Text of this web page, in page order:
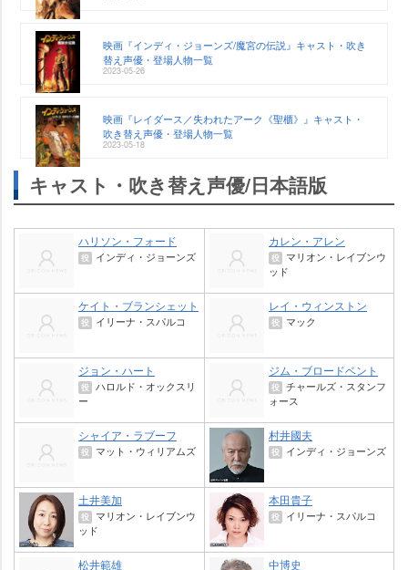
映画『インディ・ジョーンズ/魔宮の伝説』キャスト・吹き
替え声優・登場人物一覧
2023-05-26
映画『レイダース／失われたアーク《聖櫃》』キャスト・
吹き替え声優・登場人物一覧
2023-05-18
キャスト・吹き替え声優/日本語版
ハリソン・フォード
役 インディ・ジョーンズ
カレン・アレン
役
マリオン・レイブンウ
ッド
ケイト・ブランシェット
役 イリーナ・スパルコ
レイ・ウィンストン
役 マック
ジョン・ハート
役 ハロルド・オックスリ
ー
ジム・ブロードベント
役 チャールズ・スタンフ
ォース
シャイア・ラブーフ
役 マット・ウィリアムズ
村井國夫
役 インディ・ジョーンズ
土井美加
役
マリオン・レイブンウ
ッド
本田貴子
役 イリーナ・スパルコ
松井範雄 中博史